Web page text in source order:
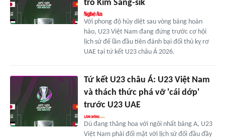
trò Kim Sang-sik
Với phong độ hủy diệt sau vòng bảng hoàn
hảo, U23 Việt Nam đang đứng trước cơ hội
lịch sử để lần đầu tiên đánh bại đối thủ kỵ rơ
UAE tại tứ kết U23 châu Á 2026.
Tứ kết U23 châu Á: U23 Việt Nam
và thách thức phá vỡ 'cái dớp'
trước U23 UAE
Dù đang thăng hoa với ngôi nhất bảng A, U23
Việt Nam phải đối mặt với lịch sử đối đầu đầy